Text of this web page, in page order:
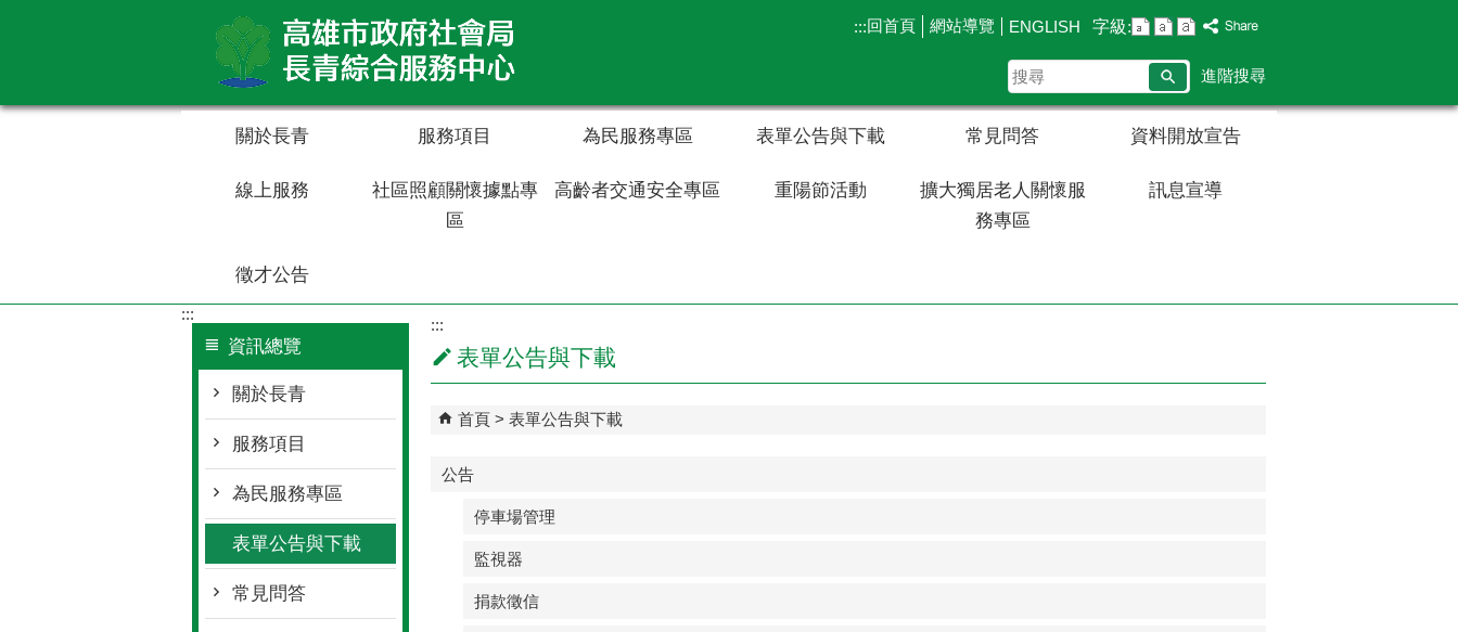
:::回首頁 網站導覽 ENGLISH 字級:
搜
尋
進階搜尋
關於長青 服務項目 為民服務專區 表單公告與下載 常見問答 資料開放宣告
線上服務
社區照顧關懷據點專
區
高齡者交通安全專區 重陽節活動
擴大獨居老人關懷服
務專區
訊息宣導
徵才公告
:::
資訊總覽
關於長青
服務項目
為民服務專區
表單公告與下載
常見問答
:::
表單公告與下載
首頁 表單公告與下載
公告
停車場管理
監視器
捐款徵信